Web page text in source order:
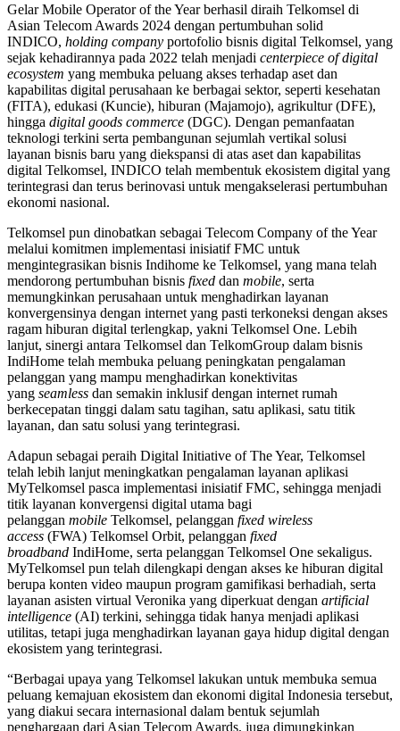
Gelar Mobile Operator of the Year berhasil diraih Telkomsel di
Asian Telecom Awards 2024 dengan pertumbuhan solid
INDICO, holding company portofolio bisnis digital Telkomsel, yang
sejak kehadirannya pada 2022 telah menjadi centerpiece of digital
ecosystem yang membuka peluang akses terhadap aset dan
kapabilitas digital perusahaan ke berbagai sektor, seperti kesehatan
(FITA), edukasi (Kuncie), hiburan (Majamojo), agrikultur (DFE),
hingga digital goods commerce (DGC). Dengan pemanfaatan
teknologi terkini serta pembangunan sejumlah vertikal solusi
layanan bisnis baru yang diekspansi di atas aset dan kapabilitas
digital Telkomsel, INDICO telah membentuk ekosistem digital yang
terintegrasi dan terus berinovasi untuk mengakselerasi pertumbuhan
ekonomi nasional.
Telkomsel pun dinobatkan sebagai Telecom Company of the Year
melalui komitmen implementasi inisiatif FMC untuk
mengintegrasikan bisnis Indihome ke Telkomsel, yang mana telah
mendorong pertumbuhan bisnis fixed dan mobile, serta
memungkinkan perusahaan untuk menghadirkan layanan
konvergensinya dengan internet yang pasti terkoneksi dengan akses
ragam hiburan digital terlengkap, yakni Telkomsel One. Lebih
lanjut, sinergi antara Telkomsel dan TelkomGroup dalam bisnis
IndiHome telah membuka peluang peningkatan pengalaman
pelanggan yang mampu menghadirkan konektivitas
yang seamless dan semakin inklusif dengan internet rumah
berkecepatan tinggi dalam satu tagihan, satu aplikasi, satu titik
layanan, dan satu solusi yang terintegrasi.
Adapun sebagai peraih Digital Initiative of The Year, Telkomsel
telah lebih lanjut meningkatkan pengalaman layanan aplikasi
MyTelkomsel pasca implementasi inisiatif FMC, sehingga menjadi
titik layanan konvergensi digital utama bagi
pelanggan mobile Telkomsel, pelanggan fixed wireless
access (FWA) Telkomsel Orbit, pelanggan fixed
broadband IndiHome, serta pelanggan Telkomsel One sekaligus.
MyTelkomsel pun telah dilengkapi dengan akses ke hiburan digital
berupa konten video maupun program gamifikasi berhadiah, serta
layanan asisten virtual Veronika yang diperkuat dengan artificial
intelligence (AI) terkini, sehingga tidak hanya menjadi aplikasi
utilitas, tetapi juga menghadirkan layanan gaya hidup digital dengan
ekosistem yang terintegrasi.
“Berbagai upaya yang Telkomsel lakukan untuk membuka semua
peluang kemajuan ekosistem dan ekonomi digital Indonesia tersebut,
yang diakui secara internasional dalam bentuk sejumlah
penghargaan dari Asian Telecom Awards, juga dimungkinkan